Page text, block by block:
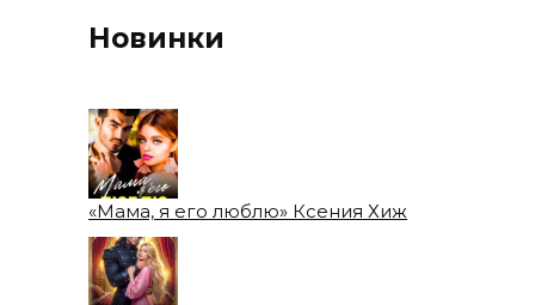
Новинки
«Мама, я его люблю» Ксения Хиж